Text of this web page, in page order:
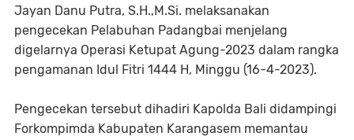
Jayan Danu Putra, S.H.,M.Si. melaksanakan
pengecekan Pelabuhan Padangbai menjelang
digelarnya Operasi Ketupat Agung-2023 dalam rangka
pengamanan Idul Fitri 1444 H, Minggu (16-4-2023).
Pengecekan tersebut dihadiri Kapolda Bali didampingi
Forkompimda Kabupaten Karangasem memantau